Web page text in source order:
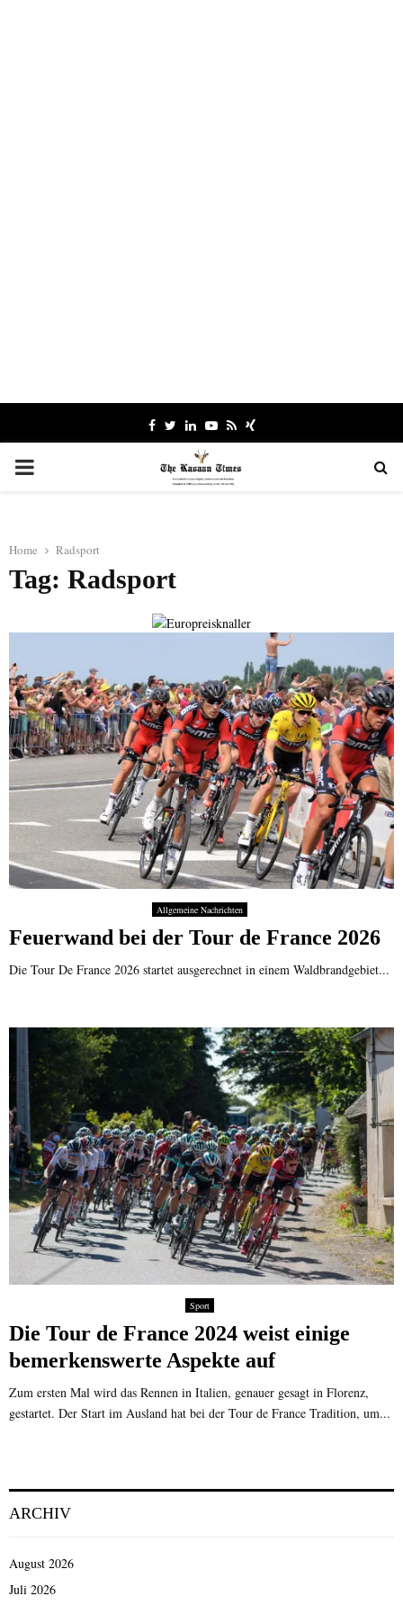
Facebook
TwitterLinkedinYoutube
RssXing
PRIMARY
Home Radsport
Tag: Radsport
Allgemeine Nachrichten
Feuerwand bei der Tour de France 2026
Die Tour De France 2026 startet ausgerechnet in einem Waldbrandgebiet...
Sport
Die Tour de France 2024 weist einige
bemerkenswerte Aspekte auf
Zum ersten Mal wird das Rennen in Italien, genauer gesagt in Florenz,
gestartet. Der Start im Ausland hat bei der Tour de France Tradition, um...
ARCHIV
August 2026
Juli 2026